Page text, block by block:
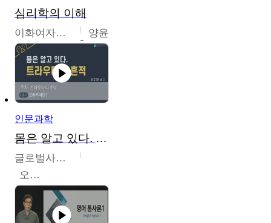
심리학의 이해
이화여자대학교 양윤
인문과학
몸은 알고 있다. 트라우마의 흔적
글로벌사이버대학교
오주원